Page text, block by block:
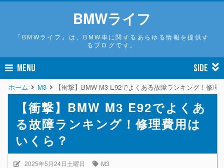
BMWライフ
「BMWライフ」は、BMW車に関するあらゆる情報を提供す
るブログです。
MENU SIDE
ホーム M3 【衝撃】BMW M3 E92でよくある故障ランキング！修理
【衝撃】BMW M3 E92でよくあ
る故障ランキング！修理費用は
いくら？
2025年5月24日土曜日 M3